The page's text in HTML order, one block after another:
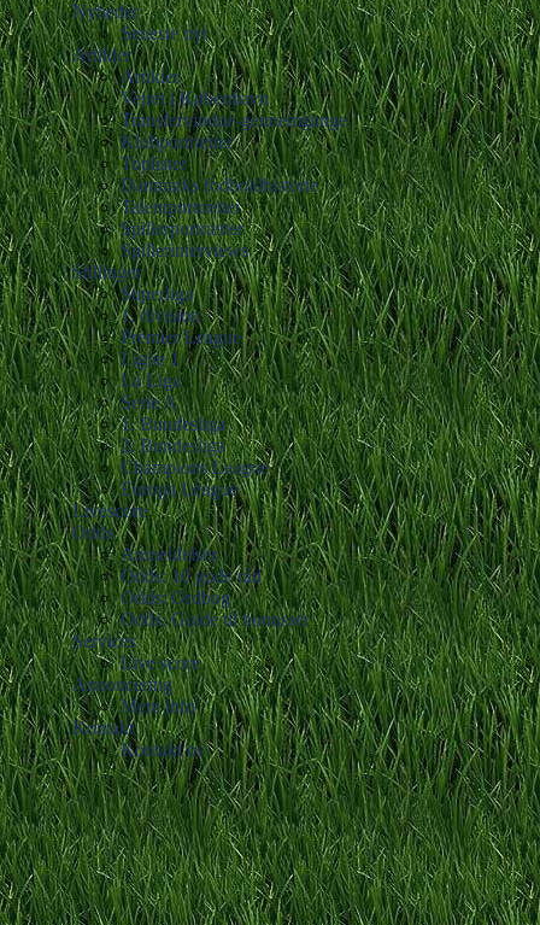
Nyheder
Seneste nyt
Artikler
Artikler
Vejret i København
Transfervindue-gennemgange
Klubportrætter
Toplister
Danmarks fodboldhistorie
Talentportrætter
Spillerportrætter
Spillerinterviews
Stillinger
Superliga
1. division
Premier League
Ligue 1
La Liga
Serie A
1. Bundesliga
2. Bundesliga
Champions League
Europa League
Livescore
Odds
Anmeldelser
Odds: 10 gode råd
Odds: Ordbog
Odds: Guide til bonusser
Services
Live score
Annoncering
Mere info
Kontakt
Kontakt os